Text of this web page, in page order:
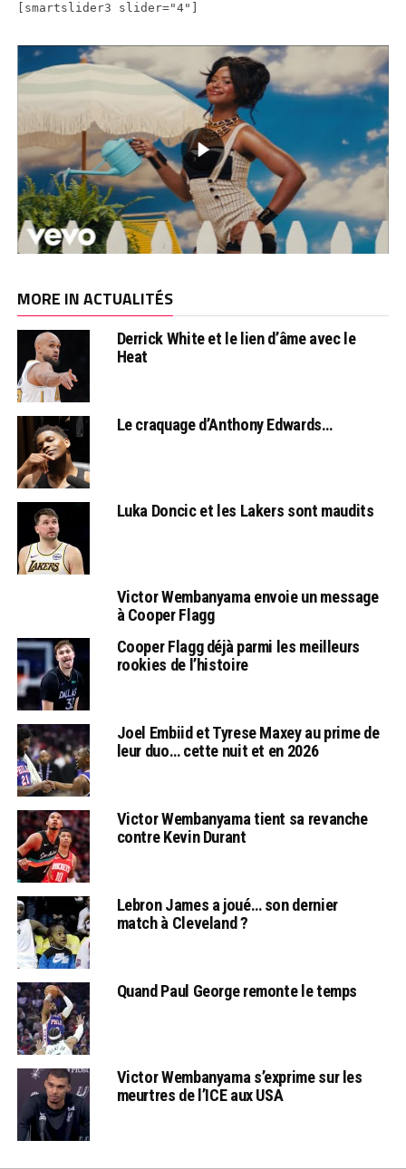
[smartslider3 slider="4"]
MORE IN ACTUALITÉS
Derrick White et le lien d’âme avec le
Heat
Le craquage d’Anthony Edwards…
Luka Doncic et les Lakers sont maudits
Victor Wembanyama envoie un message
à Cooper Flagg
Cooper Flagg déjà parmi les meilleurs
rookies de l’histoire
Joel Embiid et Tyrese Maxey au prime de
leur duo… cette nuit et en 2026
Victor Wembanyama tient sa revanche
contre Kevin Durant
Lebron James a joué… son dernier
match à Cleveland ?
Quand Paul George remonte le temps
Victor Wembanyama s’exprime sur les
meurtres de l’ICE aux USA